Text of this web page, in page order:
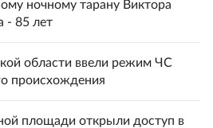
ночному тарану Виктора
- 85 лет
области ввели режим ЧС
происхождения
площади открыли доступ в